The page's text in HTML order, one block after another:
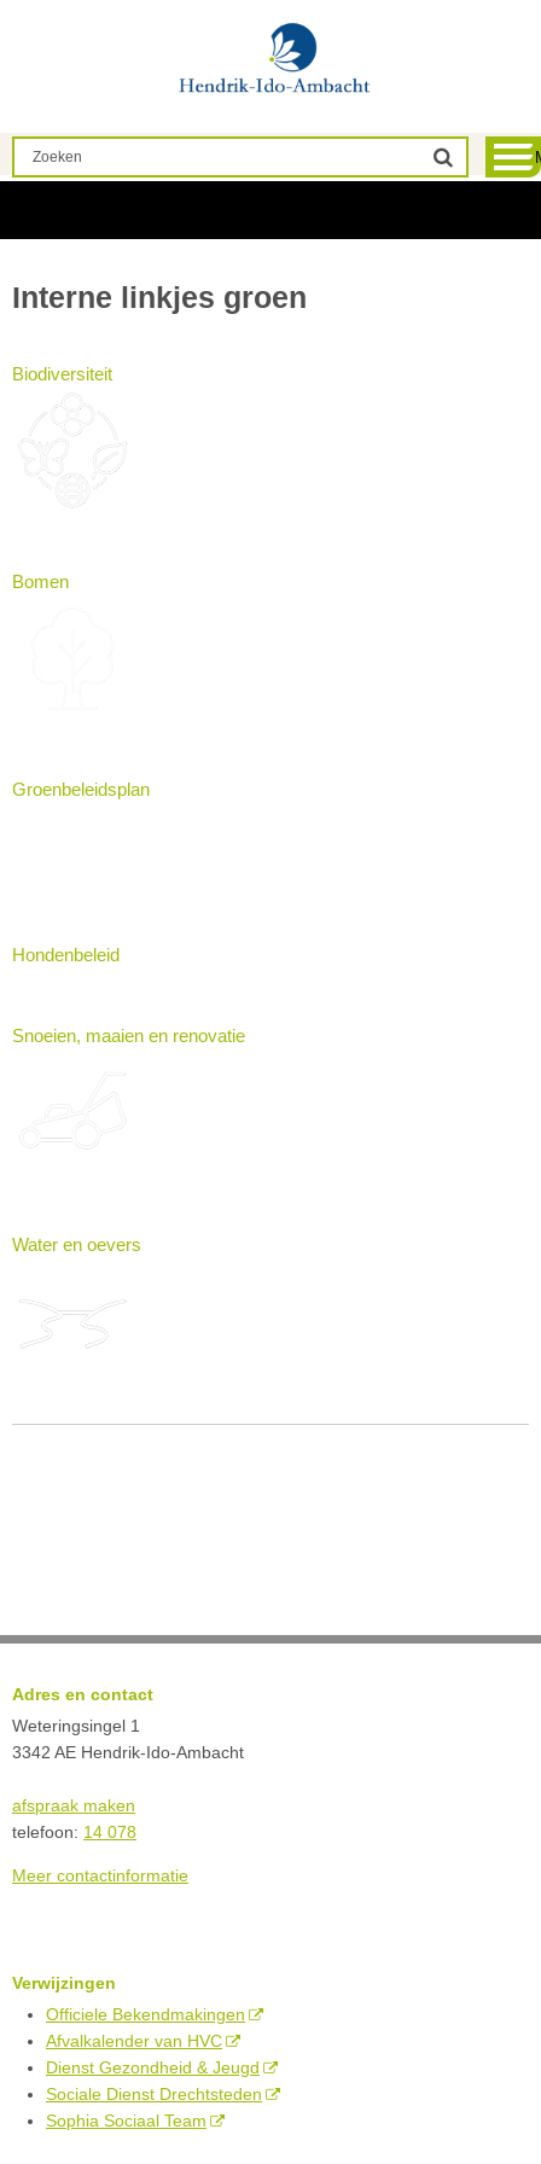
Interne linkjes groen
Biodiversiteit
Bomen
Groenbeleidsplan
Hondenbeleid
Snoeien, maaien en renovatie
Water en oevers
Adres en contact
Weteringsingel 1
3342 AE Hendrik-Ido-Ambacht
afspraak maken
telefoon: 14 078
Meer contactinformatie
Verwijzingen
Officiele Bekendmakingen
Afvalkalender van HVC
Dienst Gezondheid & Jeugd
Sociale Dienst Drechtsteden
Sophia Sociaal Team